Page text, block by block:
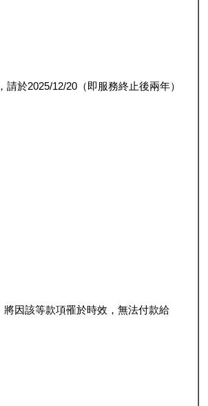
於2025/12/20（即服務終止後兩年）
因該等款項罹於時效，無法付款給